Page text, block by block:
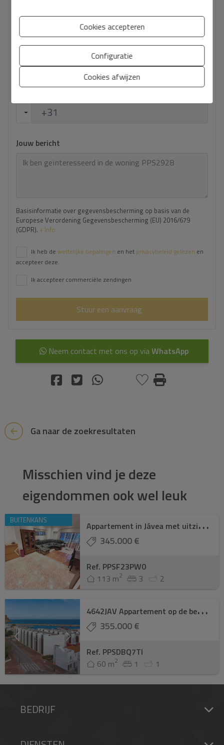
Jouw e-mail*
Jouw telefoonnummer*
Jouw bericht
Basisinformatie over gegevensbescherming op basis van de
Europese Verordening Gegevensbescherming (EU) 2016/679
(GDPR). + Info
Ik heb de wettelijke bepalingen en het privacybeleid gelezen en
accepteer deze.
Ik accepteer commerciële zendingen
Stuur een aanvraag
Neem contact met ons op viaWhatsApp
Ga naar de zoekresultaten
Misschien vind je deze
eigendommen ook wel leuk
BUITENKANS A
ppartement in Jávea met uitzicht op zee en ...
345.000 €
Ref. PPSF23PW0
113 m2 3 2
4
642JAV Appartement op de begane grond, op ee ...
355.000 €
Ref. PPSDBQ7TI
60 m2 1 1
BEDRIJF
Cookies accepteren
Configuratie
Cookies afwijzen